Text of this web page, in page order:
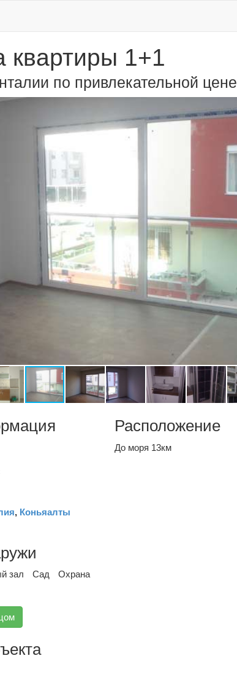
квартиры 1+1
по привлекательной цене
, Коньяалты
Расположение
До моря 13км
зал Сад
Охрана